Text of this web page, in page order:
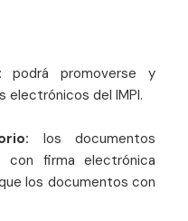
podrá promoverse y
electrónicos del IMPI.
los documentos
con firma electrónica
los documentos con